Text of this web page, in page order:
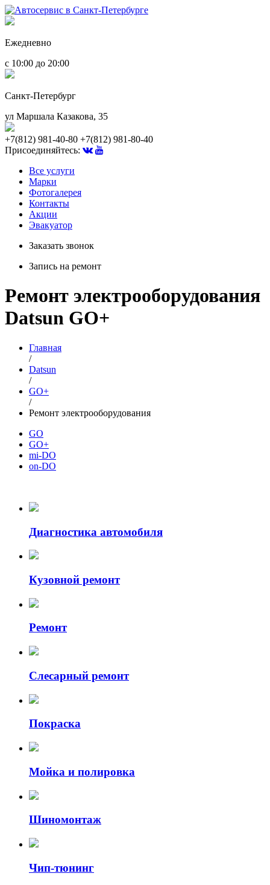
Ежедневно
с 10:00 до 20:00
Санкт-Петербург
ул Маршала Казакова, 35
+7(812) 981-40-80 +7(812) 981-80-40
Присоединяйтесь:
Все услуги
Марки
Фотогалерея
Контакты
Акции
Эвакуатор
Заказать звонок
Запись на ремонт
Ремонт электрооборудования
Datsun GO+
Главная
/
Datsun
/
GO+
/
Ремонт электрооборудования
GO
GO+
mi-DO
on-DO
Диагностика автомобиля
Кузовной ремонт
Ремонт
Слесарный ремонт
Покраска
Мойка и полировка
Шиномонтаж
Чип-тюнинг